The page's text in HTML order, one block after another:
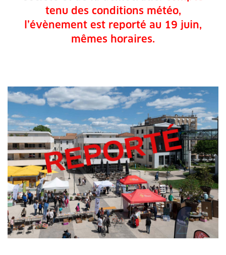
tenu des conditions météo,
l’évènement est reporté au 19 juin,
mêmes horaires.